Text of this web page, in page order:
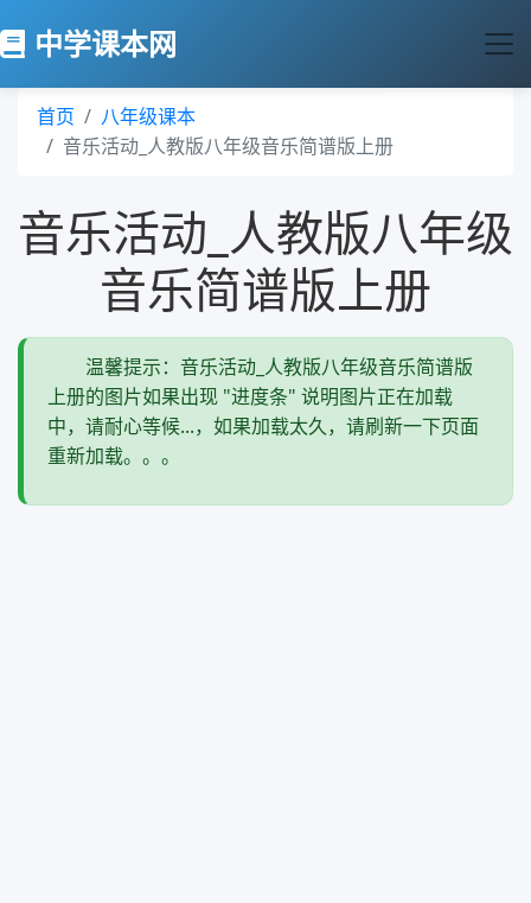
中学课本网
首页
八年级课本
音乐活动_人教版八年级音乐简谱版上册
音乐活动_人教版八年级
音乐简谱版上册
温馨提示：音乐活动_人教版八年级音乐简谱版
上册的图片如果出现 "进度条" 说明图片正在加载
中，请耐心等候...，如果加载太久，请刷新一下页面
重新加载。。。